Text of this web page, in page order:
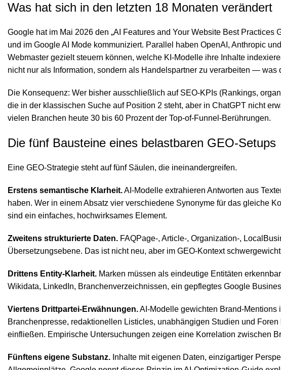
Was hat sich in den letzten 18 Monaten verändert
Google hat im Mai 2026 den „AI Features and Your Website Best
und im Google AI Mode kommuniziert. Parallel haben OpenAI, Anthropic
Webmaster gezielt steuern können, welche KI-Modelle ihre Inhalte
nicht nur als Information, sondern als Handelspartner zu verarbeiten —
Die Konsequenz: Wer bisher ausschließlich auf SEO-KPIs (Rankings,
die in der klassischen Suche auf Position 2 steht, aber in ChatGPT nicht
vielen Branchen heute 30 bis 60 Prozent der Top-of-Funnel-Berührungen.
Die fünf Bausteine eines belastbaren GEO-Setups
Eine GEO-Strategie steht auf fünf Säulen, die ineinandergreifen.
Erstens semantische Klarheit.AI-Modelle extrahieren Antworten aus
haben. Wer in einem Absatz vier verschiedene Synonyme für das gleiche
sind ein einfaches, hochwirksames Element.
Zweitens strukturierte Daten. FAQPage-, Article-, Organization-,
Übersetzungsebene. Das ist nicht neu, aber im GEO-Kontext
Drittens Entity-Klarheit. Marken müssen als eindeutige Entitäten
Wikidata, LinkedIn, Branchenverzeichnissen, ein gepflegtes Google
Viertens Drittpartei-Erwähnungen.AI-Modelle gewichten Brand-
Branchenpresse, redaktionellen Listicles, unabhängigen Studien und
einfließen. Empirische Untersuchungen zeigen eine Korrelation zwischen
Fünftens eigene Substanz. Inhalte mit eigenen Daten, einzigartiger